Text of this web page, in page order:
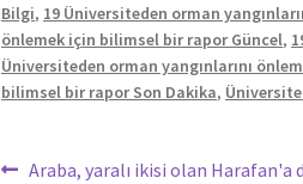
Bilgi, 19 Üniversiteden orman
önlemek için bilimsel bir rapor Güncel,
Üniversiteden orman yangınlarını
bilimsel bir rapor Son Dakika,
Önceki
Araba, yaralı ikisi olan Harafan'a